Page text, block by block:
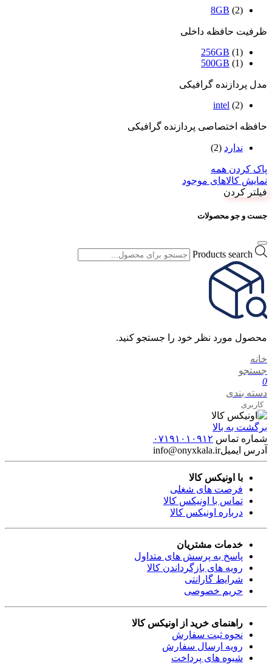
8GB (2)
ظرفیت حافظه داخلی
256GB (1)
500GB (1)
مدل پردازنده گرافیکی
intel (2)
حافظه اختصاصی پردازنده گرافیکی
ندارد (2)
پاک کردن همه
نمایش کالاهای موجود
فیلتر کردن
جست و جو محصولات
Products search
محصول مورد نظر خود را جستجو کنید.
خانه
جستجو
0
دسته بندی
کاربری
برگشت به بالا
شماره تماس ۰۷۱۹۱۰۱۰۹۱۲
آدرس ایمیلinfo@onyxkala.ir
با اونیکس کالا
فرصت های شغلی
تماس با اونیکس کالا
درباره اونیکس کالا
خدمات مشتریان
پاسخ به پرسش های متداول
رویه های بازگرداندن کالا
شرایط گارانتی
حریم خصوصی
راهنمای خرید از اونیکس کالا
نحوه ثبت سفارش
رویه ارسال سفارش
شیوه های پرداخت